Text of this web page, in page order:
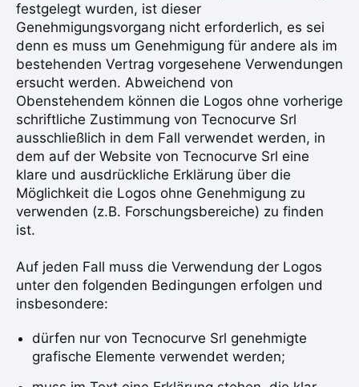
festgelegt wurden, ist dieser
Genehmigungsvorgang nicht erforderlich, es sei
denn es muss um Genehmigung für andere als im
bestehenden Vertrag vorgesehene Verwendungen
ersucht werden. Abweichend von
Obenstehendem können die Logos ohne vorherige
schriftliche Zustimmung von Tecnocurve Srl
ausschließlich in dem Fall verwendet werden, in
dem auf der Website von Tecnocurve Srl eine
klare und ausdrückliche Erklärung über die
Möglichkeit die Logos ohne Genehmigung zu
verwenden (z.B. Forschungsbereiche) zu finden
ist.
Auf jeden Fall muss die Verwendung der Logos
unter den folgenden Bedingungen erfolgen und
insbesondere:
dürfen nur von Tecnocurve Srl genehmigte
grafische Elemente verwendet werden;